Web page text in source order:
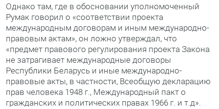
Однако там, где в обосновании уполномоченный
Румак говорил о «соответствии проекта
международным договорам и иным международно-
правовым актам», он ложно утверждал, что
«предмет правового регулирования проекта Закона
не затрагивает международные договоры
Республики Беларусь и иные международно-
правовые акты, в частности, Всеобщую декларацию
прав человека 1948 г., Международный пакт о
гражданских и политических правах 1966 г. и т.д».